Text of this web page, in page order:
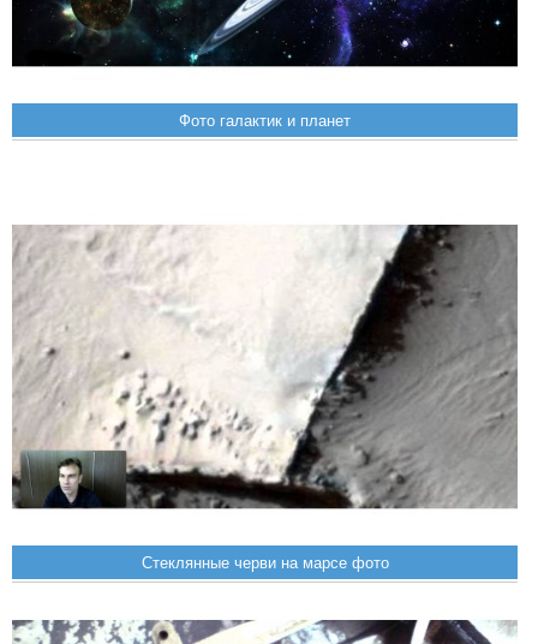
Фото галактик и планет
Стеклянные черви на марсе фото